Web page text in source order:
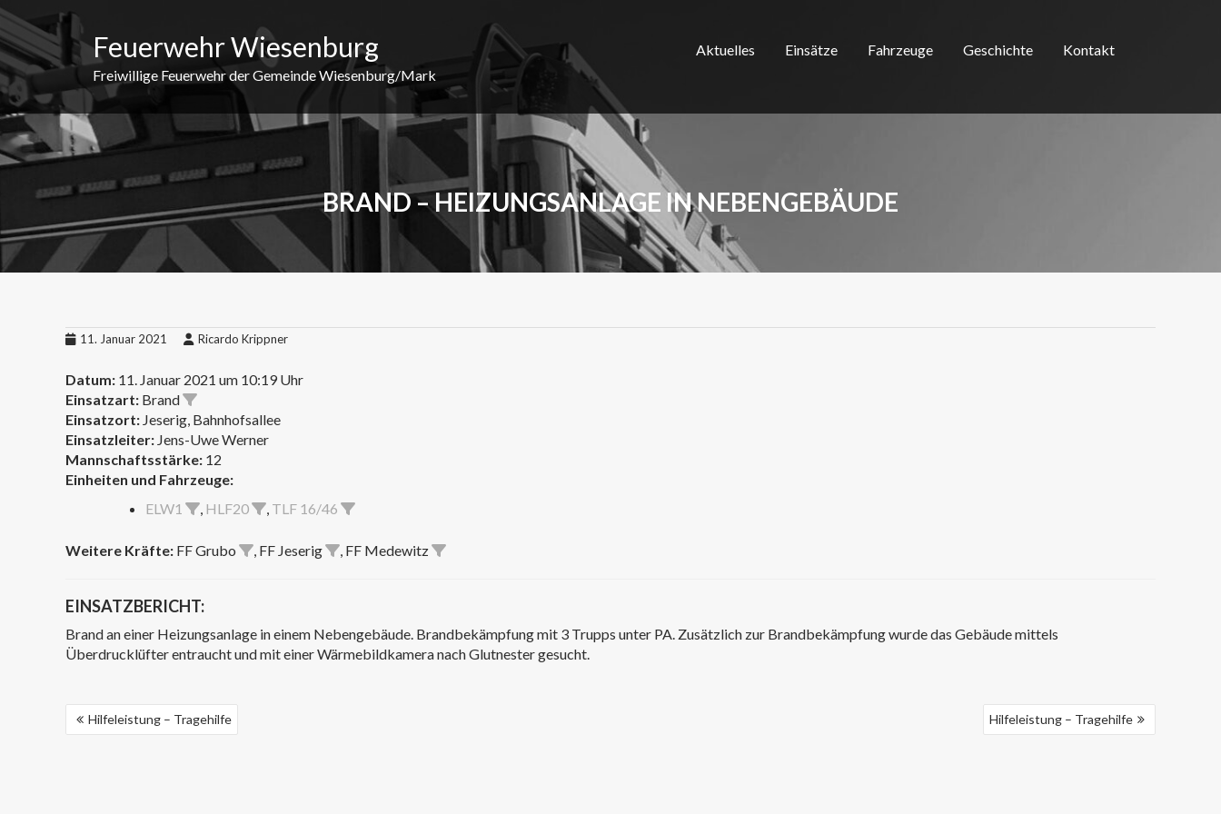
Skip
content
Feuerwehr Wiesenburg
Freiwillige Feuerwehr der Gemeinde Wiesenburg/Mark
Aktuelles Einsätze Fahrzeuge Geschichte Kontakt
BRAND – HEIZUNGSANLAGE IN NEBENGEBÄUDE
11. Januar 2021 Ricardo Krippner
Datum: 11. Januar 2021 um 10:19 Uhr
Einsatzart: Brand
Einsatzort: Jeserig, Bahnhofsallee
Einsatzleiter: Jens-Uwe Werner
Mannschaftsstärke: 12
Einheiten und Fahrzeuge:
ELW1
, HLF20 , TLF 16/46
Weitere Kräfte: FF Grubo , FF Jeserig , FF Medewitz
EINSATZBERICHT:
Brand an einer Heizungsanlage in einem Nebengebäude. Brandbekämpfung mit 3 Trupps unter PA. Zusätzlich zur Brandbekämpfung wurde das Gebäude mittels
Überdrucklüfter entraucht und mit einer Wärmebildkamera nach Glutnester gesucht.
BEITRAGSNAVIGATION
Hilfeleistung – Tragehilfe Hilfeleistung – Tragehilfe